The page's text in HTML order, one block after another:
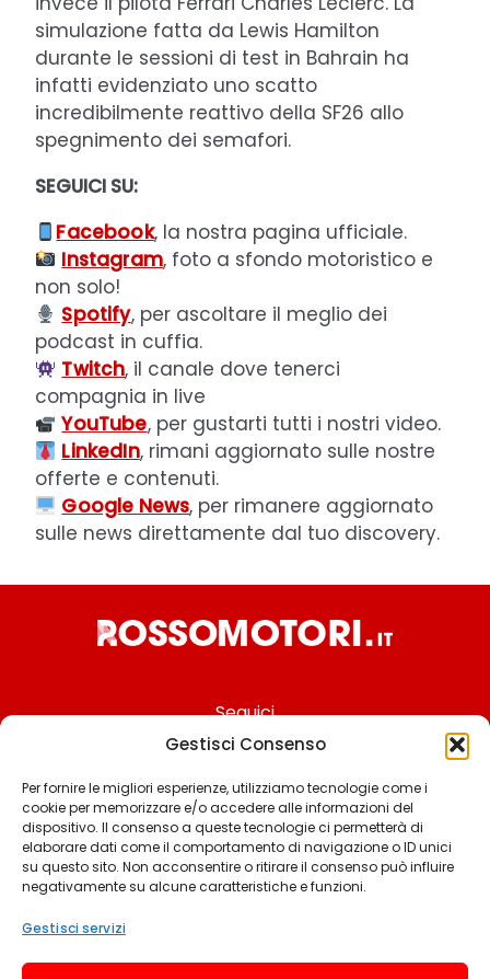
Gestisci Consenso
Per fornire le migliori esperienze, utilizziamo tecnologie come i
cookie per memorizzare e/o accedere alle informazioni del
dispositivo. Il consenso a queste tecnologie ci permetterà di
elaborare dati come il comportamento di navigazione o ID unici
su questo sito. Non acconsentire o ritirare il consenso può influire
negativamente su alcune caratteristiche e funzioni.
Gestisci servizi
simulazione fatta da Lewis Hamilton
durante le sessioni di test in Bahrain ha
infatti evidenziato uno scatto
incredibilmente reattivo della SF26 allo
spegnimento dei semafori.
SEGUICI SU:
Facebook, la nostra pagina ufficiale.
Instagram, foto a sfondo motoristico e
non solo!
Spotify, per ascoltare il meglio dei
podcast in cuffia.
Twitch, il canale dove tenerci
compagnia in live
YouTube, per gustarti tutti i nostri video.
LinkedIn, rimani aggiornato sulle nostre
offerte e contenuti.
Google News, per rimanere aggiornato
sulle news direttamente dal tuo discovery.
Seguici
Chi siamo
Contattaci
Termini & Condizioni
Privacy policy